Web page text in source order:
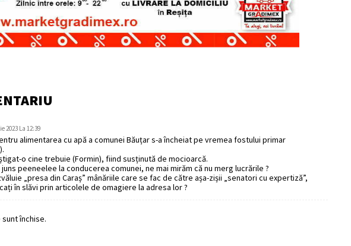
2023 La 12:39
alimentarea cu apă a comunei Băuțar s-a încheiat pe vremea fostului primar
o cine trebuie (Formin), fiind susținută de mocioarcă.
juns peeneelee la conducerea comunei, ne mai mirăm că nu merg lucrările ?
„presa din Caraș” mânăriile care se fac de către așa-zișii „senatori cu expertiză”,
în slăvi prin articolele de omagiere la adresa lor ?
închise.